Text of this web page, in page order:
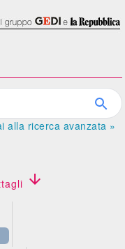
alla ricerca avanzata »
